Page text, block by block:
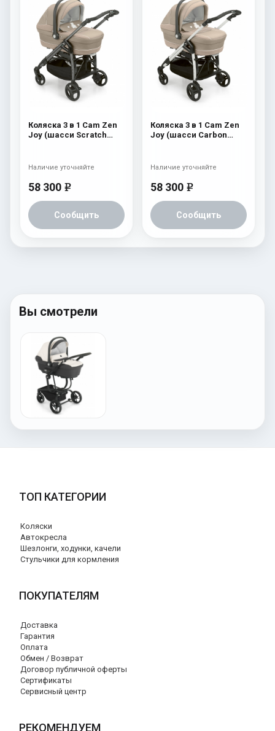
Коляска 3 в 1 Cam Zen
Joy (шасси Scratch
58 300 e
Сообщить
Наличие уточняйте
Коляска 3 в 1 Cam Zen
Joy (шасси Carbon
58 300 e
Сообщить
Наличие уточняйте
Вы смотрели
ТОП КАТЕГОРИИ
Коляски
Автокресла
Шезлонги, ходунки, качели
Стульчики для кормления
ПОКУПАТЕЛЯМ
Доставка
Гарантия
Оплата
Обмен / Возврат
Договор публичной оферты
Сертификаты
Сервисный центр
РЕКОМЕНДУЕМ